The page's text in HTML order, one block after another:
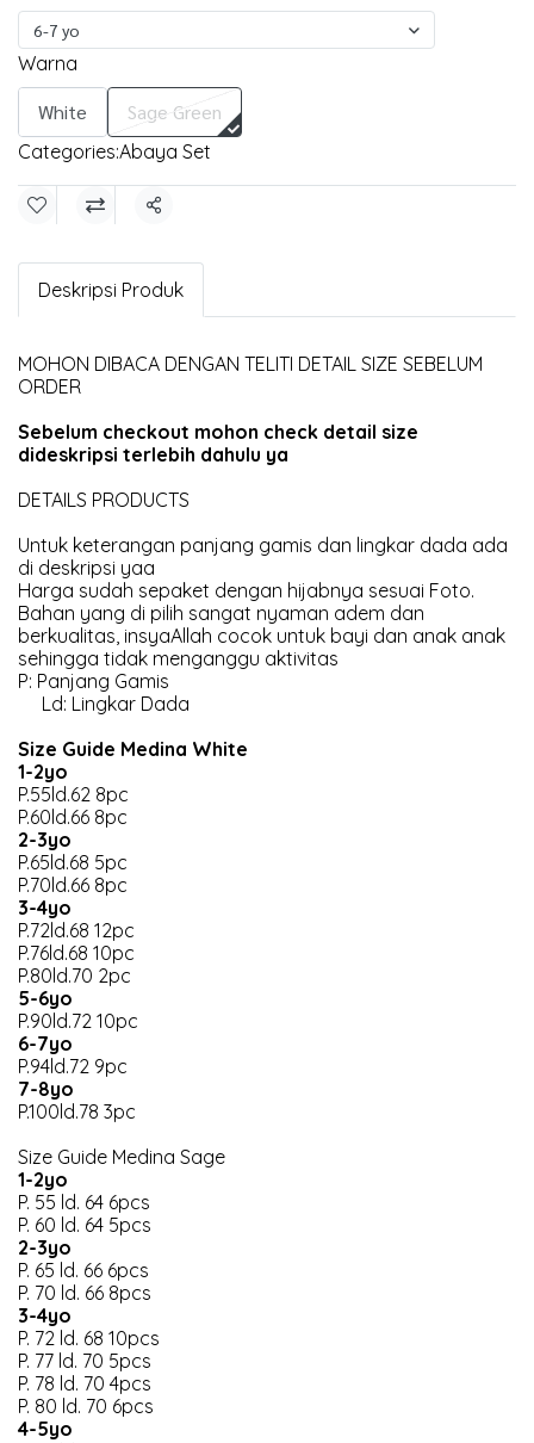
6-7 yo
Warna
White Sage Green
Categories:Abaya Set
Share
Deskripsi Produk
MOHON DIBACA DENGAN TELITI DETAIL SIZE SEBELUM
ORDER
Sebelum checkout mohon check detail size
dideskripsi terlebih dahulu ya
DETAILS PRODUCTS
Untuk keterangan panjang gamis dan lingkar dada ada
di deskripsi yaa
Harga sudah sepaket dengan hijabnya sesuai Foto.
Bahan yang di pilih sangat nyaman adem dan
berkualitas, insyaAllah cocok untuk bayi dan anak anak
sehingga tidak menganggu aktivitas
P: Panjang Gamis
Ld: Lingkar Dada
Size Guide Medina White
1-2yo
P.55ld.62 8pc
P.60ld.66 8pc
2-3yo
P.65ld.68 5pc
P.70ld.66 8pc
3-4yo
P.72ld.68 12pc
P.76ld.68 10pc
P.80ld.70 2pc
5-6yo
P.90ld.72 10pc
6-7yo
P.94ld.72 9pc
7-8yo
P.100ld.78 3pc
Size Guide Medina Sage
1-2yo
P. 55 ld. 64 6pcs
P. 60 ld. 64 5pcs
2-3yo
P. 65 ld. 66 6pcs
P. 70 ld. 66 8pcs
3-4yo
P. 72 ld. 68 10pcs
P. 77 ld. 70 5pcs
P. 78 ld. 70 4pcs
P. 80 ld. 70 6pcs
4-5yo